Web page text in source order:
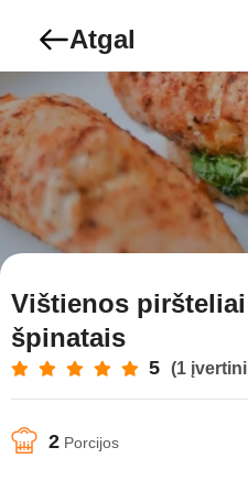
Atgal
Vištienos
špinatais
5 (1
2 Porcijos